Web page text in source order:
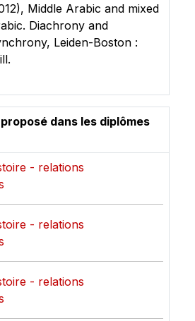
Middle Arabic and mixed
Diachrony and
Leiden-Boston :
dans les diplômes
- relations
- relations
- relations